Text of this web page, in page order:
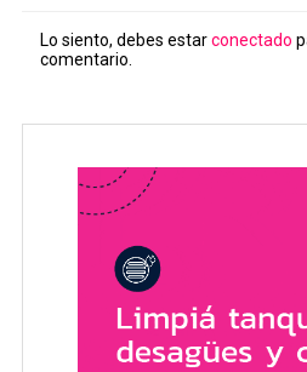
Lo siento, debes estarconectado
comentario.